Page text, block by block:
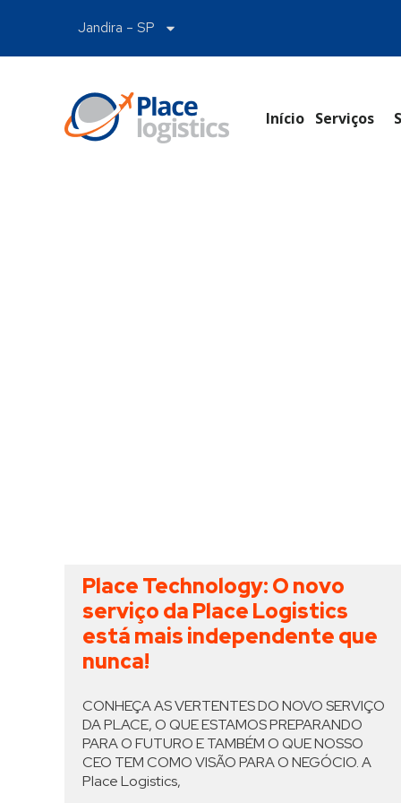
Jandira – SP
Início Serviços
Place Technology: O novo
serviço da Place Logistics
está mais independente que
nunca!
CONHEÇA AS VERTENTES DO NOVO SERVIÇO
DA PLACE, O QUE ESTAMOS PREPARANDO
PARA O FUTURO E TAMBÉM O QUE NOSSO
CEO TEM COMO VISÃO PARA O NEGÓCIO. A
Place Logistics,